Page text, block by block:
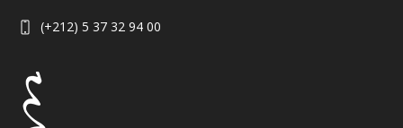
(+212) 5 37 32 94 00